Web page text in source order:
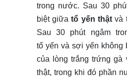
trong nước. Sau 30
biệt giữatổ yến thậtvà
Sau 30 phút ngâm
tổ yến và sợi yến không
của lòng trắng trứng gà
thật, trong khi đó phần